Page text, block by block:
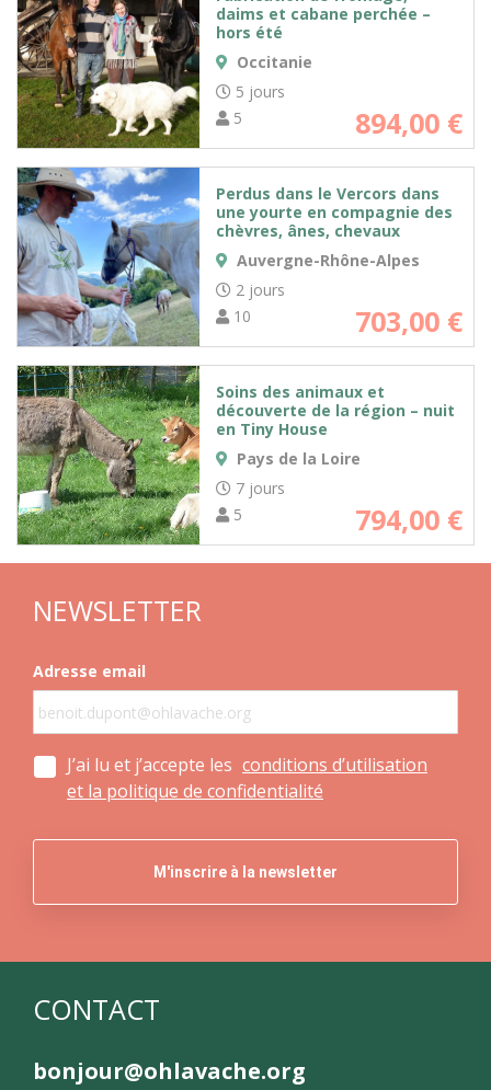
daims et cabane perchée –
hors été
Occitanie
5 jours
5
894,00 €
Perdus dans le Vercors dans
une yourte en compagnie des
chèvres, ânes, chevaux
Auvergne-Rhône-Alpes
2 jours
10
703,00 €
Soins des animaux et
découverte de la région – nuit
en Tiny House
Pays de la Loire
7 jours
5
794,00 €
NEWSLETTER
Adresse email
J’ai lu et j’accepte les conditions d’utilisation
et la politique de confidentialité
CONTACT
bonjour@ohlavache.org